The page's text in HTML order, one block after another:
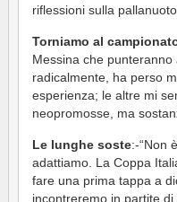
riflessioni sulla
Torniamo al
Messina che
radicalmente, ha perso
esperienza; le altre mi
neopromosse, ma
Le lunghe soste:-“Non
adattiamo. La Coppa
fare una prima tappa a
incontreremo in partite